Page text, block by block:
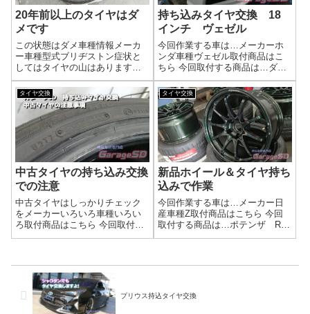
20年前以上のタイヤはダ
メです
この状態はダメ車種情報メーカ
ー車種型式ブリヂストン症状と
してはタイヤの山はあります
が、カチカチで超硬いです。ラ
ンフラットのように硬い…( 一
一)タイヤ自体を使うのはもって
のほかですが、ホイールを使う
にしてもタイヤが硬すぎるので
外す際に熟練の...
持ち込みタイヤ交換 18
インチ ヴェゼル
今回作業する車は…メーカーホ
ンダ車種ヴェゼル取付商品はこ
ちら 今回取付する商品は…ダン
ロップ VEURO 225/45R18ハ
ブ清掃のご案内持ち込みタイヤ
交換、地域最安値に挑戦！プロ
の技術で安心・確実！ネットで
購入したタイヤ、どこで交換し
よ...
タイヤ交換
中古タイヤの持ち込み交換
での注意
中古タイヤはしっかりチェック
をメーカーいろいろ車種いろい
ろ取付商品はこちら 今回取付す
る商品は…中古タイヤの持ち込
合もありますが…タイヤとして
はいい状態ではありません( 一
一)組めない...
タイヤ交換
新品ホイール＆タイヤ持ち
込みで作業
今回作業する車は…メーカー日
産車種Z取付商品はこちら 今回
取付する商品は…ポテンザ RE-
71RS 275/35R18太いタイヤで
ルブはゴムバルブをセット。
プリウス持込タイヤ交換